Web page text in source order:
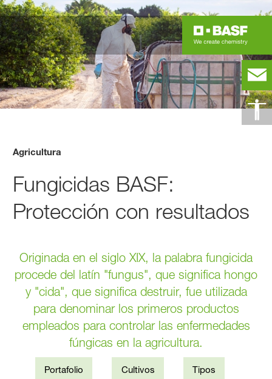
Agricultura
Fungicidas BASF:
Protección con resultados
Originada en el siglo XIX, la palabra fungicida
procede del latín "fungus", que significa hongo
y "cida", que significa destruir, fue utilizada
para denominar los primeros productos
empleados para controlar las enfermedades
fúngicas en la agricultura.
Portafolio Cultivos Tipos